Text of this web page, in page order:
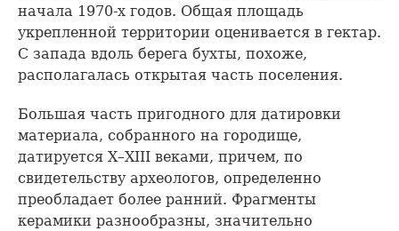
начала 1970-х годов. Общая площадь
укрепленной территории оценивается в гектар.
С запада вдоль берега бухты, похоже,
располагалась открытая часть поселения.
Большая часть пригодного для датировки
материала, собранного на городище,
датируется X–ХIII веками, причем, по
свидетельству археологов, определенно
преобладает более ранний. Фрагменты
керамики разнообразны, значительно